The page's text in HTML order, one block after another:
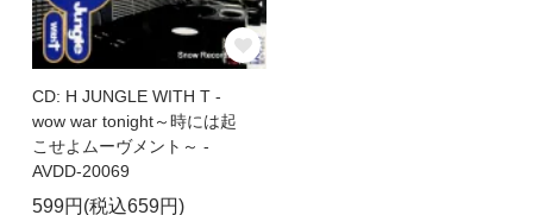
CD: H JUNGLE WITH T -
wow war tonight～時には起
こせよムーヴメント～ -
AVDD-20069
599円(税込659円)